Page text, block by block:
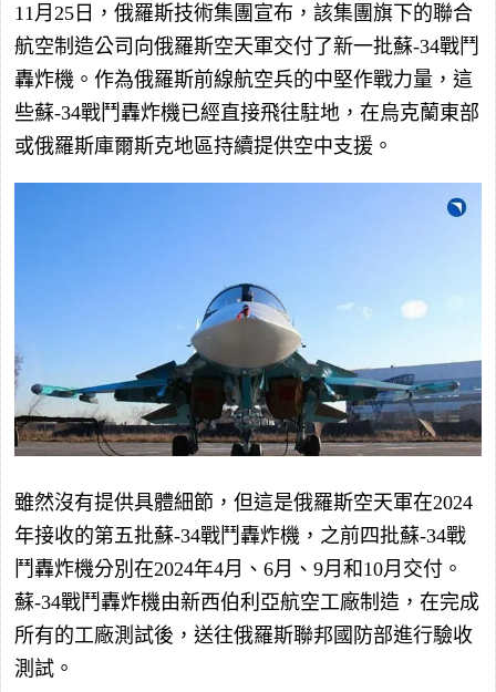
11月25日，俄羅斯技術集團宣布，該集團旗下的聯合
航空制造公司向俄羅斯空天軍交付了新一批蘇-34戰鬥
轟炸機。作為俄羅斯前線航空兵的中堅作戰力量，這
些蘇-34戰鬥轟炸機已經直接飛往駐地，在烏克蘭東部
或俄羅斯庫爾斯克地區持續提供空中支援。
雖然沒有提供具體細節，但這是俄羅斯空天軍在2024
年接收的第五批蘇-34戰鬥轟炸機，之前四批蘇-34戰
鬥轟炸機分別在2024年4月、6月、9月和10月交付。
蘇-34戰鬥轟炸機由新西伯利亞航空工廠制造，在完成
所有的工廠測試後，送往俄羅斯聯邦國防部進行驗收
測試。